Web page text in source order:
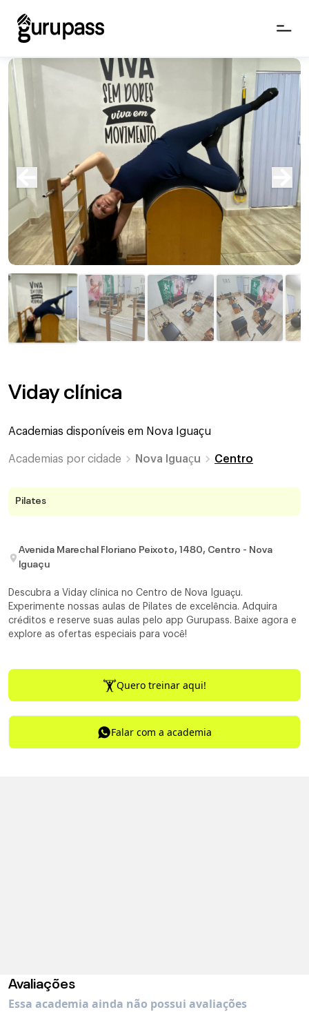
Viday clínica
Academias disponíveis em Nova Iguaçu
Academias por cidade Nova Iguaçu Centro
Pilates
Avenida Marechal Floriano Peixoto, 1480, Centro - Nova
Iguaçu
Descubra a Viday clínica no Centro de Nova Iguaçu.
Experimente nossas aulas de Pilates de excelência. Adquira
créditos e reserve suas aulas pelo app Gurupass. Baixe agora e
explore as ofertas especiais para você!
Quero treinar aqui!
Falar com a academia
Avaliações
Essa academia ainda não possui avaliações